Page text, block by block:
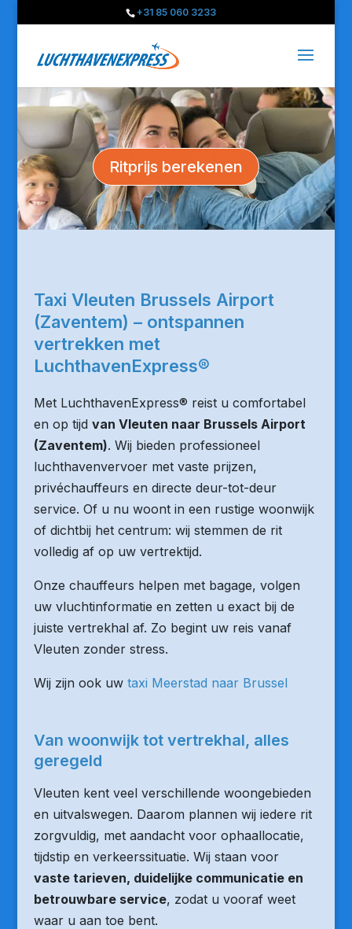
+31 85 060 3233
Ritprijs berekenen
Taxi Vleuten Brussels Airport
(Zaventem) – ontspannen
vertrekken met
LuchthavenExpress®
Met LuchthavenExpress® reist u comfortabel
en op tijd van Vleuten naar Brussels Airport
(Zaventem). Wij bieden professioneel
luchthavenvervoer met vaste prijzen,
privéchauffeurs en directe deur-tot-deur
service. Of u nu woont in een rustige woonwijk
of dichtbij het centrum: wij stemmen de rit
volledig af op uw vertrektijd.
Onze chauffeurs helpen met bagage, volgen
uw vluchtinformatie en zetten u exact bij de
juiste vertrekhal af. Zo begint uw reis vanaf
Vleuten zonder stress.
Wij zijn ook uw taxi Meerstad naar Brussel
Van woonwijk tot vertrekhal, alles
geregeld
Vleuten kent veel verschillende woongebieden
en uitvalswegen. Daarom plannen wij iedere rit
zorgvuldig, met aandacht voor ophaallocatie,
tijdstip en verkeerssituatie. Wij staan voor
vaste tarieven, duidelijke communicatie en
betrouwbare service, zodat u vooraf weet
waar u aan toe bent.